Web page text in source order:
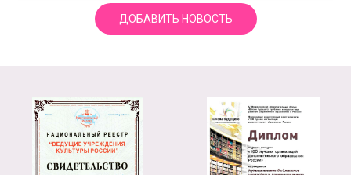
ДОБАВИТЬ НОВОСТЬ